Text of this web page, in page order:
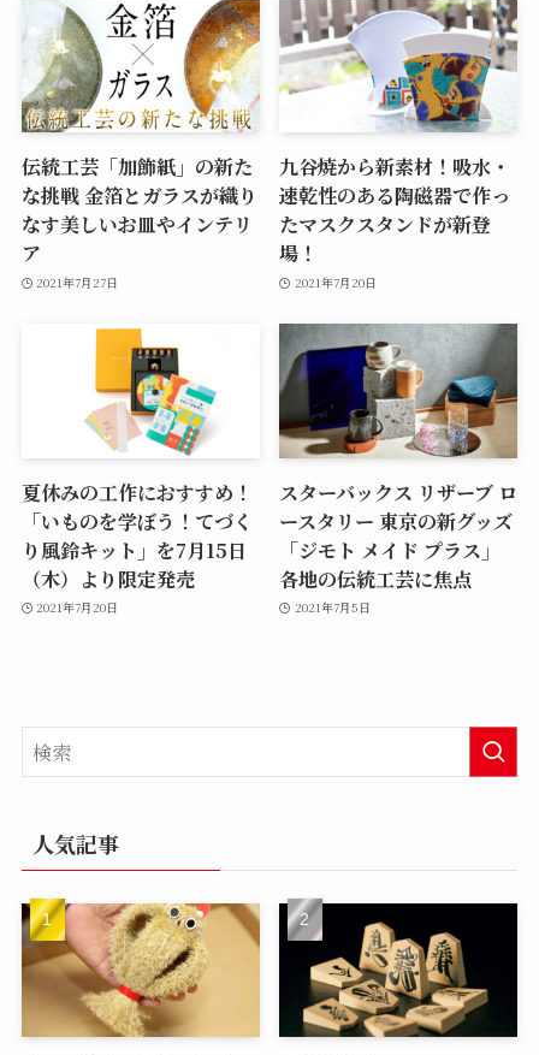
伝統工芸「加飾紙」の新た
な挑戦 金箔とガラスが織り
なす美しいお皿やインテリ
ア
2021年7月27日
九谷焼から新素材！吸水・
速乾性のある陶磁器で作っ
たマスクスタンドが新登
場！
2021年7月20日
夏休みの工作におすすめ！
「いものを学ぼう！てづく
り風鈴キット」を7月15日
（木）より限定発売
2021年7月20日
スターバックス リザーブ ロ
ースタリー 東京の新グッズ
「ジモト メイド プラス」
各地の伝統工芸に焦点
2021年7月5日
人気記事